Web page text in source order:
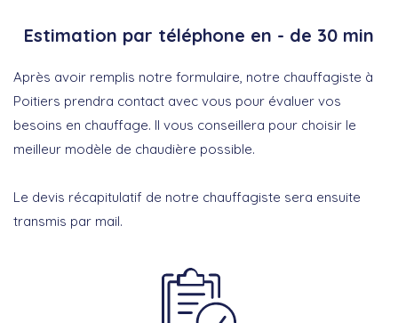
Estimation par téléphone en - de 30 min
Après avoir remplis notre formulaire, notre chauffagiste à
Poitiers prendra contact avec vous pour évaluer vos
besoins en chauffage. Il vous conseillera pour choisir le
meilleur modèle de chaudière possible.
Le devis récapitulatif de notre chauffagiste sera ensuite
transmis par mail.